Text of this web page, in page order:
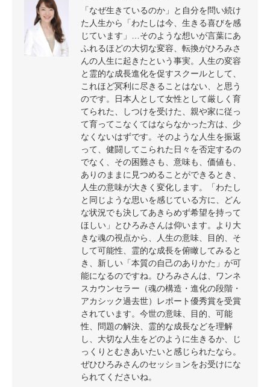
「なぜ生きているのか」と自分を問い続け
た人生から「わたしは今、生きる喜びを感
じています」…そのような想いが言葉にあ
ふれるほどの大切な変容、転換がひろみさ
んの人生に起きたという事実。人生の変容
と霊的な成長進化を促すスクールとして、
これほど冥利に尽きることはない、と思う
のです。日本人として女性として厳しく育
てられた、しつけを受けた、親や家に従っ
て育ってこなくてはならなかった方は、少
なくないはずです。そのような人生を振返
って、健闘してこられた日々を否定するの
でなく、その困難さも、意味も、価値も、
ありのままに見つめることができるとき、
人生の意味が大きく変化します。「わたし
と同じような思いを感じている方に、どん
な状況でも決してあきらめず希望を持って
ほしい」とひろみさんは仰います。より大
きな魂の視点から、人生の意味、目的、そ
して可能性、霊的な成長を俯瞰してみると
き、新しい「本質の自己のありかた」が可
能になるのですね。ひろみさんは、ワンネ
スカウンセラー（魂の構造・進化の段階・
アカシック過去世）レポート優秀賞を受賞
されています。今世の意味、目的、可能
性、問題の解決、霊的な成長などを理解
し、大切な人生をどのように生きるか、じ
っくりとむきあいたいと感じられたなら。
ぜひひろみさんのセッションをお受けにな
られてくださいね。